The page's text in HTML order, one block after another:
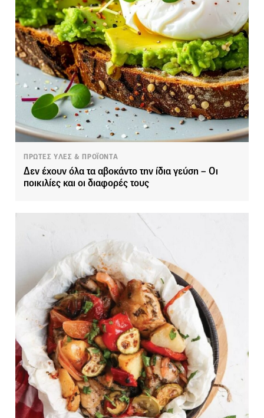
ΠΡΩΤΕΣ ΥΛΕΣ & ΠΡΟΪΟΝΤΑ
Δεν έχουν όλα τα αβοκάντο την ίδια γεύση – Οι
ποικιλίες και οι διαφορές τους